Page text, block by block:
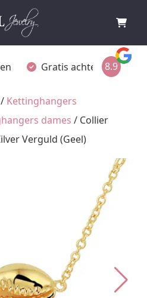
Gratis achteraf betalen
8.9
/ Kettinghangers
dames / Collier
Verguld (Geel)